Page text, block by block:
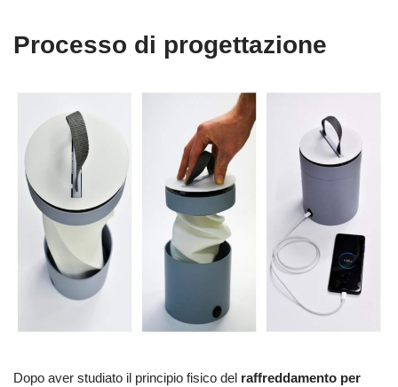
Processo di progettazione
Dopo aver studiato il principio fisico del raffreddamento per